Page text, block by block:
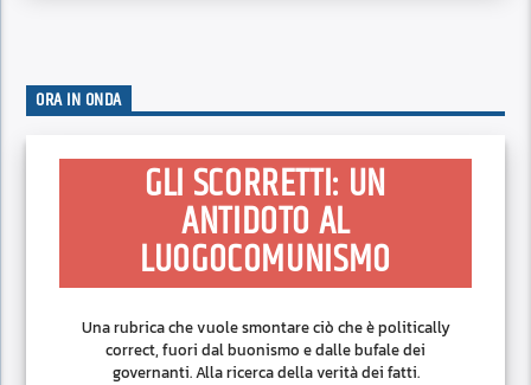
ORA IN ONDA
GLI SCORRETTI: UN
ANTIDOTO AL
LUOGOCOMUNISMO
Una rubrica che vuole smontare ciò che è politically
correct, fuori dal buonismo e dalle bufale dei
governanti. Alla ricerca della verità dei fatti.